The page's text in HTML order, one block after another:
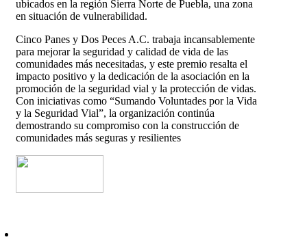
ubicados en la región Sierra Norte de Puebla, una zona
en situación de vulnerabilidad.
Cinco Panes y Dos Peces A.C. trabaja incansablemente
para mejorar la seguridad y calidad de vida de las
comunidades más necesitadas, y este premio resalta el
impacto positivo y la dedicación de la asociación en la
promoción de la seguridad vial y la protección de vidas.
Con iniciativas como “Sumando Voluntades por la Vida
y la Seguridad Vial”, la organización continúa
demostrando su compromiso con la construcción de
comunidades más seguras y resilientes